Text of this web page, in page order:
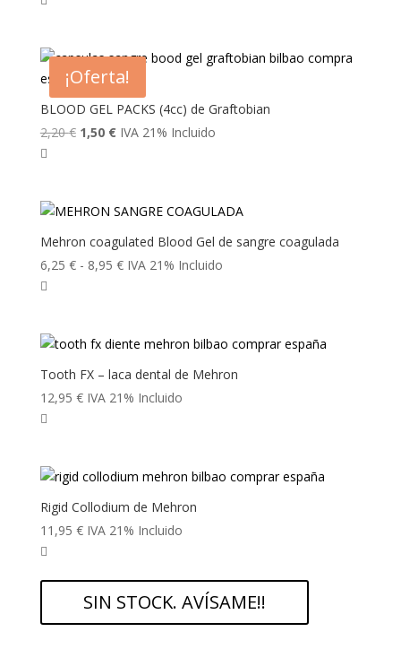
7,25 €
24,50 €
¡Oferta!
BLOOD GEL PACKS (4cc) de Graftobian
2,20€ El
2,20 €.
1,50 €El
1,50 €.
IVA 21% Incluido
Mehron coagulated Blood Gel de sangre coagulada
6,25 € - 8,95 €Rango
6,25 €
hasta
IVA 21% Incluido
Tooth FX – laca dental de Mehron
12,95 € IVA 21% Incluido
Rigid Collodium de Mehron
11,95 € IVA 21% Incluido
SIN STOCK. AVÍSAME!!